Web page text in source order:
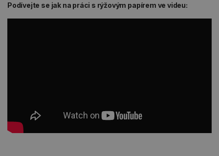
Podívejte se jak na práci s rýžovým papírem ve videu: